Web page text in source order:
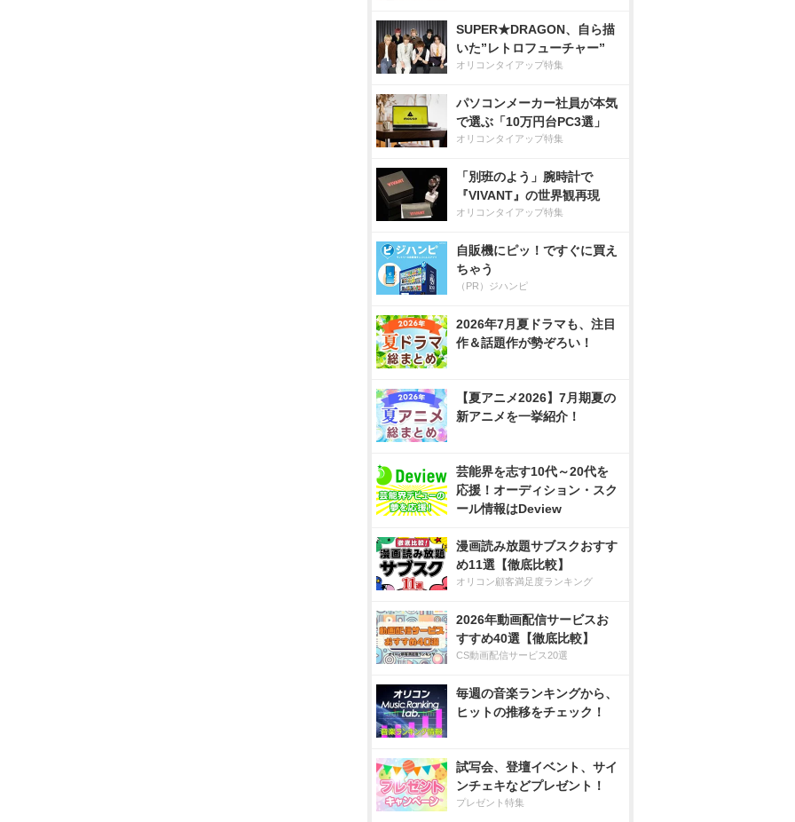
SUPER★DRAGON、自ら描
いた”レトロフューチャー”
オリコンタイアップ特集
パソコンメーカー社員が本気
で選ぶ「10万円台PC3選」
オリコンタイアップ特集
「別班のよう」腕時計で
『VIVANT』の世界観再現
オリコンタイアップ特集
自販機にピッ！ですぐに買え
ちゃう
（PR）ジハンピ
2026年7月夏ドラマも、注目
作＆話題作が勢ぞろい！
【夏アニメ2026】7月期夏の
新アニメを一挙紹介！
芸能界を志す10代～20代を
応援！オーディション・スク
ール情報はDeview
漫画読み放題サブスクおすす
め11選【徹底比較】
オリコン顧客満足度ランキング
2026年動画配信サービスお
すすめ40選【徹底比較】
CS動画配信サービス20選
毎週の音楽ランキングから、
ヒットの推移をチェック！
試写会、登壇イベント、サイ
ンチェキなどプレゼント！
プレゼント特集